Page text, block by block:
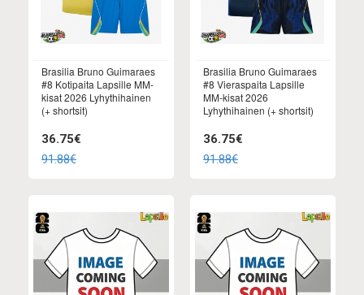
Brasilia Bruno Guimaraes
#8 Kotipaita Lapsille MM-
kisat 2026 Lyhythihainen
(+ shortsit)
36.75€
91.88€
Brasilia Bruno Guimaraes
#8 Vieraspaita Lapsille
MM-kisat 2026
Lyhythihainen (+ shortsit)
36.75€
91.88€